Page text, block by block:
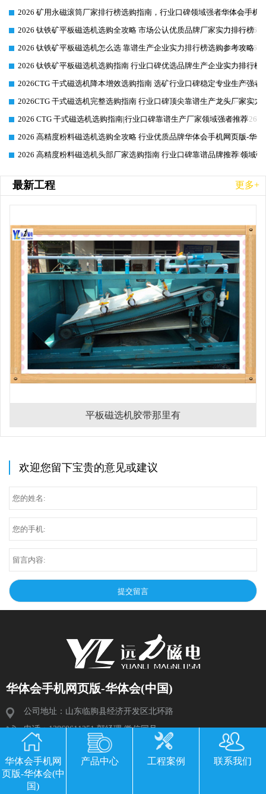
2026-06-26
2026 矿用永磁滚筒厂家排行榜选购指南，行业口碑领域强者华体会手机
2026-06-26
2026 钛铁矿平板磁选机选购全攻略 市场公认优质品牌厂家实力排行榜
2026-06-26
2026 钛铁矿平板磁选机怎么选 靠谱生产企业实力排行榜选购参考攻略
2026-06-26
2026 钛铁矿平板磁选机选购指南 行业口碑优选品牌生产企业实力排行榜
2026-06-26
2026CTG 干式磁选机降本增效选购指南 选矿行业口碑稳定专业生产强者
2026-06-26
2026CTG 干式磁选机完整选购指南 行业口碑顶尖靠谱生产龙头厂家实力
2026-06-26
2026 CTG 干式磁选机选购指南|行业口碑靠谱生产厂家领域强者推荐
2026-06-26
2026 高精度粉料磁选机选购全攻略 行业优质品牌华体会手机网页版-华
2026-06-26
2026 高精度粉料磁选机头部厂家选购指南 行业口碑靠谱品牌推荐 领域
最新工程 更多+
平板磁选机胶带那里有
欢迎您留下宝贵的意见或建议
华体会手机网页版-华体会(中国)
公司地址：山东临朐县经济开发区北环路
电话：13869611251 郭经理 微信同号
传真：0536-3435877
邮箱：2534224609@qq.com
华体会手机网
页版-华体会(中
国)
产品中心 工程案例 联系我们